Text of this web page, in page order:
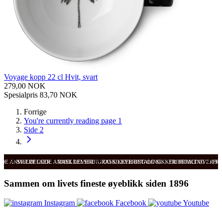
Voyage kopp 22 cl Hvit, svart
279,00 NOK
Spesialpris 83,70 NOK
Forrige
You're currently reading page 1
Side 2
ANMELDELSER RASK LEVERING OG SIKKER BETALING FRI FRAKT OVER
SVÆRT GODE ANMELDELSER RASK LEVERING OG SIKKER BETALING
Sammen om livets fineste øyeblikk siden 1896
Instagram Facebook
Youtube